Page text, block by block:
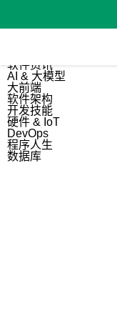
软件资讯
AI & 大模型
大前端
软件架构
开发技能
硬件 & IoT
DevOps
程序人生
数据库